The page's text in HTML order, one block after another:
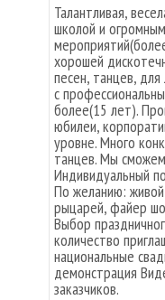
Талантливая,
школой и
хорошей
песен, танцев,
с
более(15 лет).
юбилеи,
уровне. Много
танцев. Мы
Индивидуальный
По желанию:
рыцарей, файер
Выбор
количество
национальные
демонстрация
заказчиков.